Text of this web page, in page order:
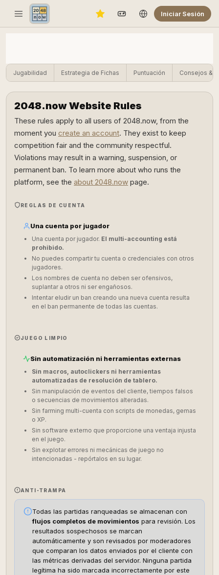
Iniciar Sesión
Jugabilidad Estrategia de Fichas Puntuación Consejos &
2048.now Website Rules
These rules apply to all users of 2048.now, from the
moment you create an account. They exist to keep
competition fair and the community respectful.
Violations may result in a warning, suspension, or
permanent ban. To learn more about who runs the
platform, see the about 2048.now page.
REGLAS DE CUENTA
Una cuenta por jugador
Una cuenta por jugador. El multi-accounting está
prohibido.
No puedes compartir tu cuenta o credenciales con otros
jugadores.
Los nombres de cuenta no deben ser ofensivos,
suplantar a otros ni ser engañosos.
Intentar eludir un ban creando una nueva cuenta resulta
en el ban permanente de todas las cuentas.
JUEGO LIMPIO
Sin automatización ni herramientas externas
Sin macros, autoclickers ni herramientas
automatizadas de resolución de tablero.
Sin manipulación de eventos del cliente, tiempos falsos
o secuencias de movimientos alteradas.
Sin farming multi-cuenta con scripts de monedas, gemas
o XP.
Sin software externo que proporcione una ventaja injusta
en el juego.
Sin explotar errores ni mecánicas de juego no
intencionadas - repórtalos en su lugar.
ANTI-TRAMPA
Todas las partidas ranqueadas se almacenan con
flujos completos de movimientos para revisión. Los
resultados sospechosos se marcan
automáticamente y son revisados por moderadores
que comparan los datos enviados por el cliente con
las métricas derivadas del servidor. Ninguna partida
legítima ha sido marcada incorrectamente por este